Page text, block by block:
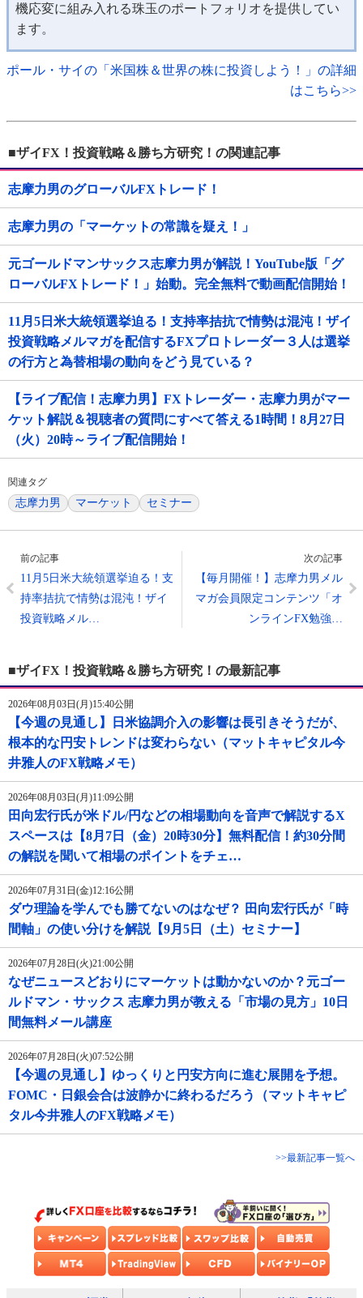
機応変に組み入れる珠玉のポートフォリオを提供してい
ます。
ポール・サイの「米国株＆世界の株に投資しよう！」の詳細
はこちら>>
■ザイFX！投資戦略＆勝ち方研究！の関連記事
志摩力男のグローバルFXトレード！
志摩力男の「マーケットの常識を疑え！」
元ゴールドマンサックス志摩力男が解説！YouTube版「グ
ローバルFXトレード！」始動。完全無料で動画配信開始！
11月5日米大統領選挙迫る！支持率拮抗で情勢は混沌！ザイ
投資戦略メルマガを配信するFXプロトレーダー３人は選挙
の行方と為替相場の動向をどう見ている？
【ライブ配信！志摩力男】FXトレーダー・志摩力男がマー
ケット解説＆視聴者の質問にすべて答える1時間！8月27日
（火）20時～ライブ配信開始！
関連タグ
志摩力男 マーケット セミナー
前の記事
11月5日米大統領選挙迫る！支
持率拮抗で情勢は混沌！ザイ
投資戦略メル…
次の記事
【毎月開催！】志摩力男メル
マガ会員限定コンテンツ「オ
ンラインFX勉強…
■ザイFX！投資戦略＆勝ち方研究！の最新記事
2026年08月03日(月)15:40公開
【今週の見通し】日米協調介入の影響は長引きそうだが、
根本的な円安トレンドは変わらない（マットキャピタル今
井雅人のFX戦略メモ）
2026年08月03日(月)11:09公開
田向宏行氏が米ドル/円などの相場動向を音声で解説するX
スペースは【8月7日（金）20時30分】無料配信！約30分間
の解説を聞いて相場のポイントをチェ…
2026年07月31日(金)12:16公開
ダウ理論を学んでも勝てないのはなぜ？ 田向宏行氏が「時
間軸」の使い分けを解説【9月5日（土）セミナー】
2026年07月28日(火)21:00公開
なぜニュースどおりにマーケットは動かないのか？元ゴー
ルドマン・サックス 志摩力男が教える「市場の見方」10日
間無料メール講座
2026年07月28日(火)07:52公開
【今週の見通し】ゆっくりと円安方向に進む展開を予想。
FOMC・日銀会合は波静かに終わるだろう（マットキャピ
タル今井雅人のFX戦略メモ）
>>最新記事一覧へ